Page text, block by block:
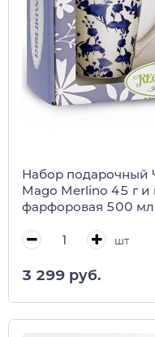
Набор подарочный
Mago Merlino 45 г и
фарфоровая 500 мл
шт
3 299 руб.